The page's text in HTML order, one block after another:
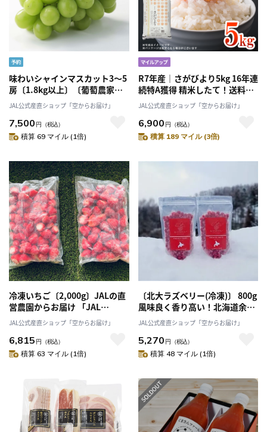
味わいシャインマスカット3～5
房〔1.8kg以上〕〔葡萄農家が
贈る〕「Nini farm」〔9月中旬
～10月上旬発送〕
JAL公式産直ショップ「空からお届け」
7,500 円 （税込）
積算 69 マイル (1倍)
R7年産｜さがびより5kg 16年連
続特A獲得 精米したて！送料無
料［株式会社カネガエ］
JAL公式産直ショップ「空からお届け」
6,900 円 （税込）
積算 189 マイル (3倍)
冷凍いちご〔2,000g〕JALの直
営農園からお届け 「JAL
Agriport」 送料無料
JAL公式産直ショップ「空からお届け」
6,815 円 （税込）
積算 63 マイル (1倍)
〔北大ラズベリー(冷凍)〕 800g
風味良く香り高い！北海道余市
町産ブランドラズベリー 「味覚
の丘 砂川果樹園」産直 産地直
送 2025 果物 フルーツ ラズベリ
ー 果実
JAL公式産直ショップ「空からお届け」
5,270 円 （税込）
積算 48 マイル (1倍)